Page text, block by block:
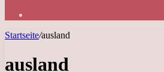
Startseite/ausland
ausland